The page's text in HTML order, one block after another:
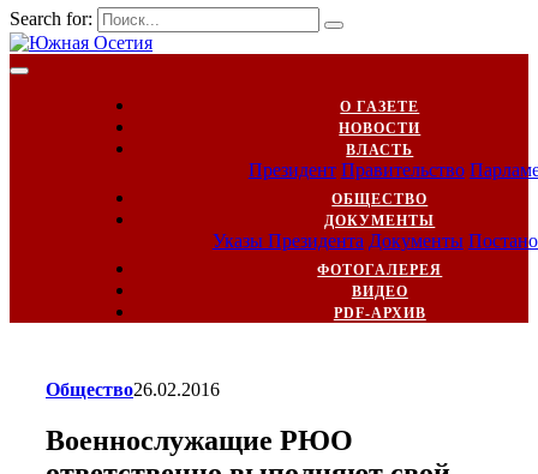
Search for:
О ГАЗЕТЕ
НОВОСТИ
ВЛАСТЬ
Президент Правительство
ОБЩЕСТВО
ДОКУМЕНТЫ
Указы Президента Документы
ФОТОГАЛЕРЕЯ
ВИДЕО
PDF-АРХИВ
Общество26.02.2016
Военнослужащие РЮО